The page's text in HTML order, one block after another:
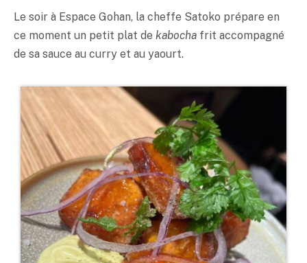
Le soir à Espace Gohan, la cheffe Satoko prépare en
ce moment un petit plat de kabocha frit accompagné
de sa sauce au curry et au yaourt.